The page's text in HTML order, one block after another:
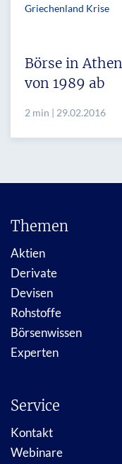
Griechenland Krise
Börse in
von 1989 ab
2 min | 29.02.2016
Themen
Aktien
Derivate
Devisen
Rohstoffe
Börsenwissen
Experten
Service
Kontakt
Webinare